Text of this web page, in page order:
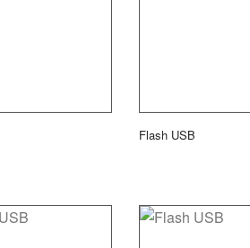
Flash USB